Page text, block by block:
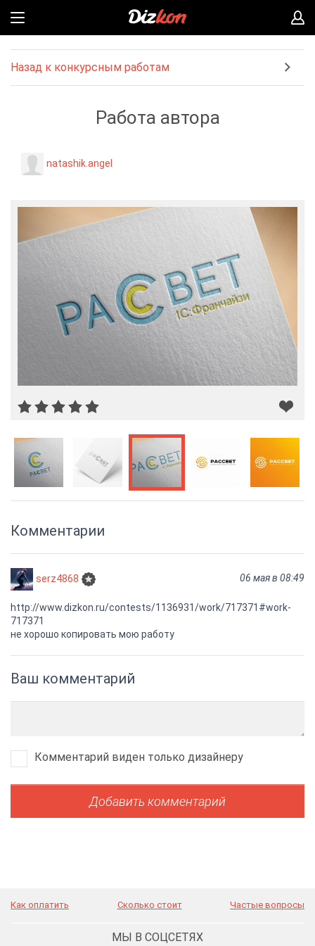
Назад к конкурсным работам
Работа автора
natashik.angel
Комментарии
06 мая в 08:49
serz4868
http://www.dizkon.ru/contests/1136931/work/717371#work-
717371
не хорошо копировать мою работу
Ваш комментарий
Комментарий виден только дизайнеру
Как оплатить Сколько стоит Частые вопросы
МЫ В СОЦСЕТЯХ